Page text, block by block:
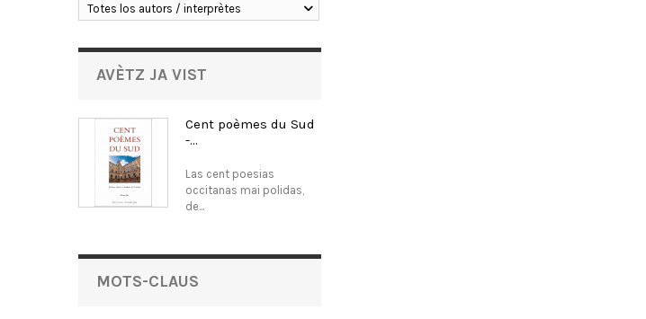
Totes los autors / interprètes
AVÈTZ JA VIST
Cent poèmes du Sud
-...
Las cent poesias
occitanas mai polidas,
de...
MOTS-CLAUS